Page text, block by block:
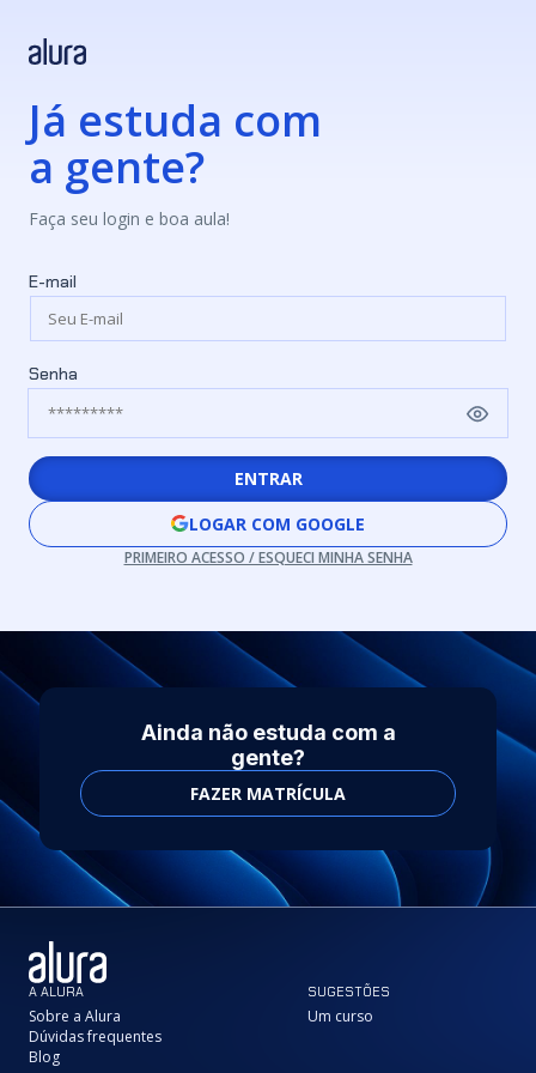
Já estuda com
a gente?
Faça seu login e boa aula!
E-mail
Senha
ENTRAR
LOGAR COM GOOGLE
PRIMEIRO ACESSO / ESQUECI MINHA SENHA
Ainda não estuda com a
gente?
FAZER MATRÍCULA
A ALURA
Sobre a Alura
Dúvidas frequentes
Blog
SUGESTÕES
Um curso